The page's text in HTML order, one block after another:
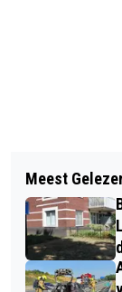
FIETSER
Meest